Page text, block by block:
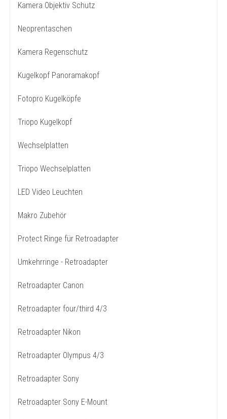
Kamera Objektiv Schutz
Neoprentaschen
Kamera Regenschutz
Kugelkopf Panoramakopf
Fotopro Kugelköpfe
Triopo Kugelkopf
Wechselplatten
Triopo Wechselplatten
LED Video Leuchten
Makro Zubehör
Protect Ringe für Retroadapter
Umkehrringe - Retroadapter
Retroadapter Canon
Retroadapter four/third 4/3
Retroadapter Nikon
Retroadapter Olympus 4/3
Retroadapter Sony
Retroadapter Sony E-Mount